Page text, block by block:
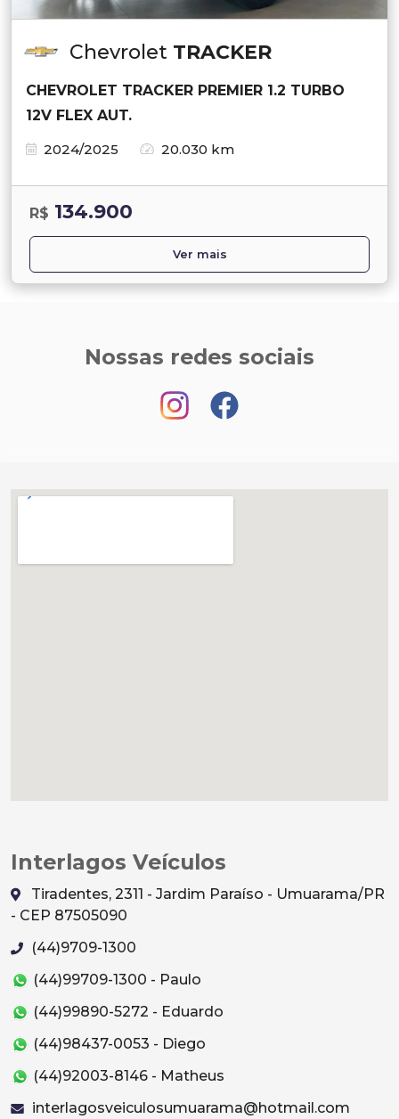
Chevrolet TRACKER
CHEVROLET TRACKER PREMIER 1.2 TURBO
12V FLEX AUT.
2024/2025
20.030 km
R$ 134.900
Ver mais
Nossas redes sociais
Interlagos Veículos
Tiradentes, 2311 - Jardim Paraíso - Umuarama/PR
- CEP 87505090
(44)9709-1300
(44)99709-1300 - Paulo
(44)99890-5272 - Eduardo
(44)98437-0053 - Diego
(44)92003-8146 - Matheus
interlagosveiculosumuarama@hotmail.com